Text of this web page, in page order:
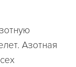
Азотная